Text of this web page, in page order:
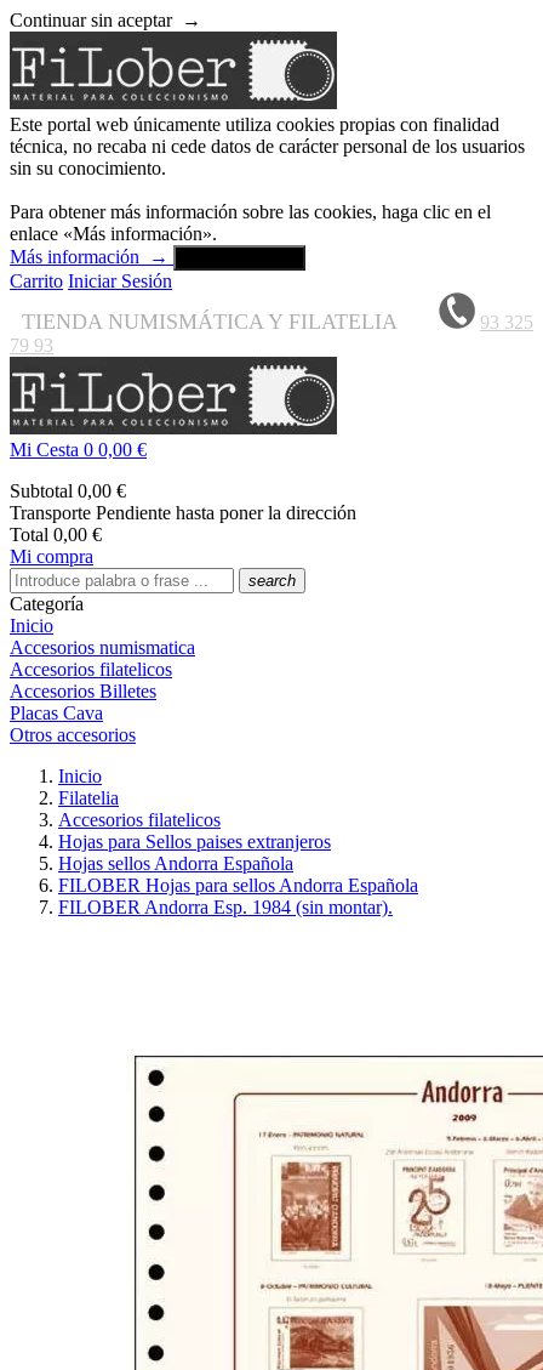
Continuar sin aceptar →
Este portal web únicamente utiliza cookies propias con finalidad
técnica, no recaba ni cede datos de carácter personal de los usuarios
sin su conocimiento.
Para obtener más información sobre las cookies, haga clic en el
enlace «Más información».
Más información
→
Carrito Iniciar Sesión
TIENDA NUMISMÁTICA Y FILATELIA
93 325
79 93
Mi Cesta 0 0,00 €
Subtotal 0,00 €
Transporte Pendiente hasta poner la dirección
Total 0,00 €
Mi compra
search
Categoría
Inicio
Accesorios numismatica
Accesorios filatelicos
Accesorios Billetes
Placas Cava
Otros accesorios
Inicio
Filatelia
Accesorios filatelicos
Hojas para Sellos paises extranjeros
Hojas sellos Andorra Española
FILOBER Hojas para sellos Andorra Española
FILOBER Andorra Esp. 1984 (sin montar).